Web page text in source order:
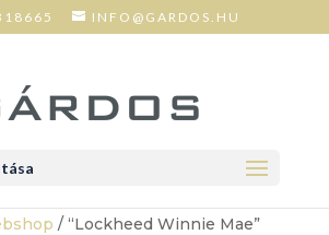
INFO@GARDOS.HU
/ “Lockheed Winnie Mae”